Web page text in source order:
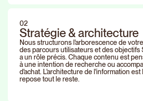
02
Stratégie & architecture
Nous structurons l'arborescence de
des parcours utilisateurs et des objectifs
a un rôle précis. Chaque contenu est
à une intention de recherche ou
d'achat. L'architecture de l'information est
repose tout le reste.